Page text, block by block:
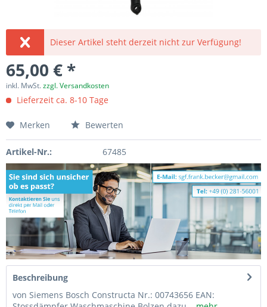
Dieser Artikel steht derzeit nicht zur Verfügung!
65,00 € *
inkl. MwSt.zzgl. Versandkosten
Lieferzeit ca. 8-10 Tage
Merken Bewerten
Artikel-Nr.: 67485
Beschreibung
von Siemens Bosch Constructa Nr.: 00743656 EAN: